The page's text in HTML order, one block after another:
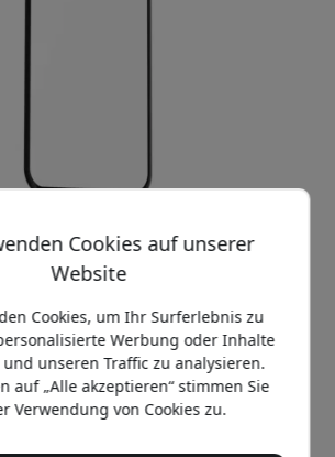
Empfohlener Preis
EUR
Cookies auf unserer
Website
Cookies, um Ihr Surferlebnis zu
Werbung oder Inhalte
unseren Traffic zu analysieren.
auf „Alle akzeptieren“ stimmen Sie
Verwendung von Cookies zu.